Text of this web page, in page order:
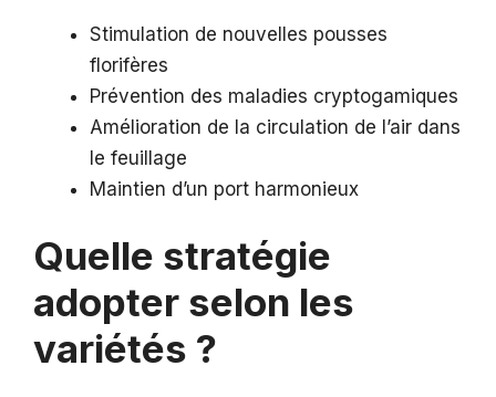
Stimulation de nouvelles pousses
florifères
Prévention des maladies cryptogamiques
Amélioration de la circulation de l’air dans
le feuillage
Maintien d’un port harmonieux
Quelle stratégie
adopter selon les
variétés ?